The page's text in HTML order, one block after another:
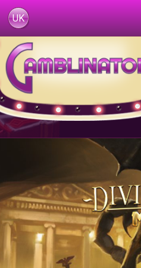
UK
TR
RU
HY
FR
EU
Dark***1,872.56 UAH